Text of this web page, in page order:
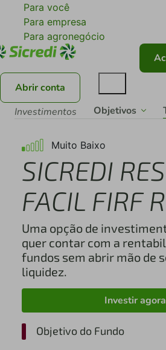
Para você
Para empresa
Para agronegócio
Abrir conta
Investimentos
Objetivos
Muito Baixo
SICREDI
FACIL FIRF
Uma opção de
quer contar com a
fundos sem abrir mão de
liquidez.
Investir agora
Objetivo do Fundo